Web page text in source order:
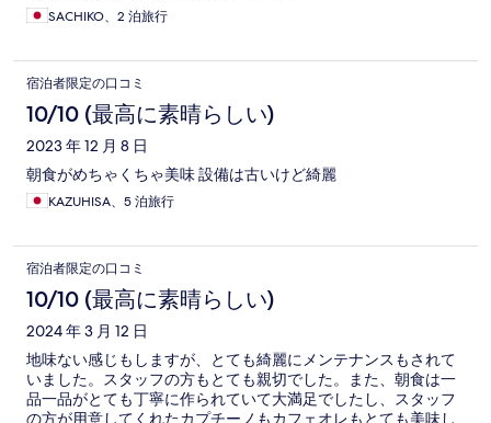
SACHIKO、2 泊旅行
宿泊者限定の口コミ
10/10 (最高に素晴らしい)
2023 年 12 月 8 日
朝食がめちゃくちゃ美味 設備は古いけど綺麗
KAZUHISA、5 泊旅行
宿泊者限定の口コミ
10/10 (最高に素晴らしい)
2024 年 3 月 12 日
地味ない感じもしますが、とても綺麗にメンテナンスもされて
いました。スタッフの方もとても親切でした。また、朝食は一
品一品がとても丁寧に作られていて大満足でしたし、スタッフ
の方が用意してくれたカプチーノもカフェオレもとても美味し